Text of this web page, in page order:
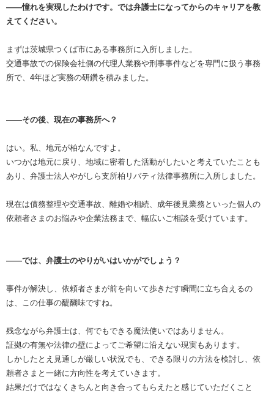
――憧れを実現したわけです。では弁護士になってからのキャリアを教
えてください。
まずは茨城県つくば市にある事務所に入所しました。
交通事故での保険会社側の代理人業務や刑事事件などを専門に扱う事務
所で、4年ほど実務の研鑽を積みました。
――その後、現在の事務所へ？
はい。私、地元が柏なんですよ。
いつかは地元に戻り、地域に密着した活動がしたいと考えていたことも
あり、弁護士法人やがしら支所柏リバティ法律事務所に入所しました。
現在は債務整理や交通事故、離婚や相続、成年後見業務といった個人の
依頼者さまのお悩みや企業法務まで、幅広いご相談を受けています。
――では、弁護士のやりがいはいかがでしょう？
事件が解決し、依頼者さまが前を向いて歩きだす瞬間に立ち合えるの
は、この仕事の醍醐味ですね。
残念ながら弁護士は、何でもできる魔法使いではありません。
証拠の有無や法律の壁によってご希望に沿えない現実もあります。
しかしたとえ見通しが厳しい状況でも、できる限りの方法を検討し、依
頼者さまと一緒に方向性を考えていきます。
結果だけではなくきちんと向き合ってもらえたと感じていただくこと